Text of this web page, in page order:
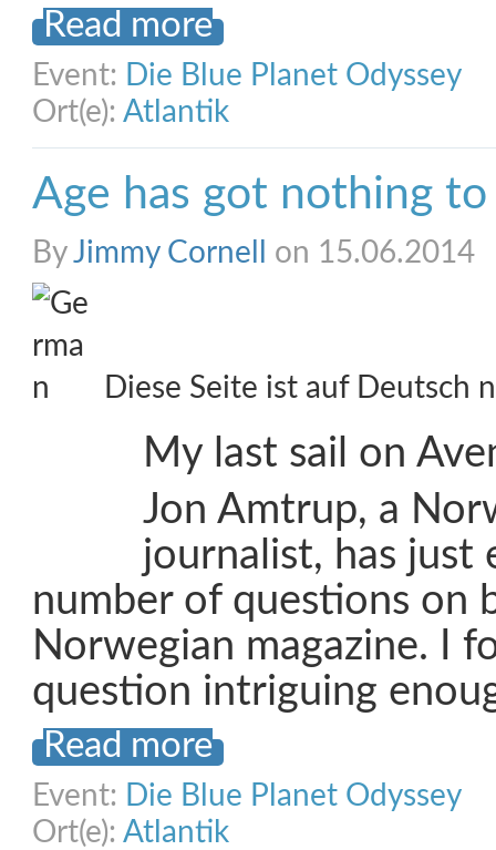
Read more
Event: Die Blue Planet Odyssey
Ort(e): Atlantik
Age has got nothing
ByJimmy Cornell on 15.06.2014
Diese Seite ist auf Deutsch
My last sail on
Jon Amtrup, a
journalist, has just
number of questions on
Norwegian magazine. I
question intriguing
Read more
Event: Die Blue Planet Odyssey
Ort(e): Atlantik